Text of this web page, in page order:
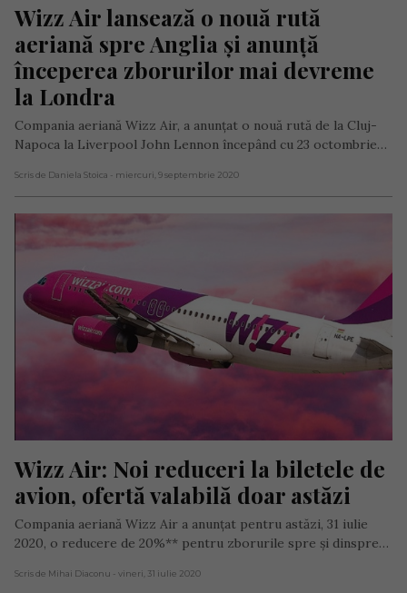
Wizz Air lansează o nouă rută
aeriană spre Anglia și anunță
începerea zborurilor mai devreme
la Londra
Compania aeriană Wizz Air, a anunțat o nouă rută de la Cluj-
Napoca la Liverpool John Lennon începând cu 23 octombrie…
Scris de Daniela Stoica - miercuri, 9 septembrie 2020
Wizz Air: Noi reduceri la biletele de
avion, ofertă valabilă doar astăzi
Compania aeriană Wizz Air a anunțat pentru astăzi, 31 iulie
2020, o reducere de 20%** pentru zborurile spre și dinspre…
Scris de Mihai Diaconu - vineri, 31 iulie 2020